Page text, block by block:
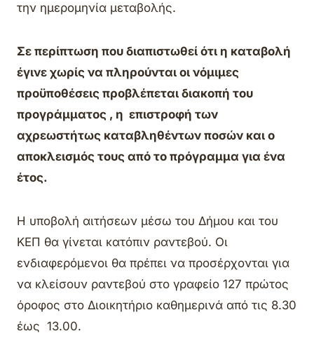
την ημερομηνία μεταβολής.
Σε περίπτωση που διαπιστωθεί ότι η καταβολή
έγινε χωρίς να πληρούνται οι νόμιμες
προϋποθέσεις προβλέπεται διακοπή του
προγράμματος , η επιστροφή των
αχρεωστήτως καταβληθέντων ποσών και ο
αποκλεισμός τους από το πρόγραμμα για ένα
έτος.
Η υποβολή αιτήσεων μέσω του Δήμου και του
ΚΕΠ θα γίνεται κατόπιν ραντεβού. Οι
ενδιαφερόμενοι θα πρέπει να προσέρχονται για
να κλείσουν ραντεβού στο γραφείο 127 πρώτος
όροφος στο Διοικητήριο καθημερινά από τις 8.30
έως 13.00.